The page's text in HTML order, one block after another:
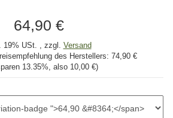
64,90 €
19% USt. , zzgl. Versand
des Herstellers: 74,90 €
13.35%, also 10,00 €)